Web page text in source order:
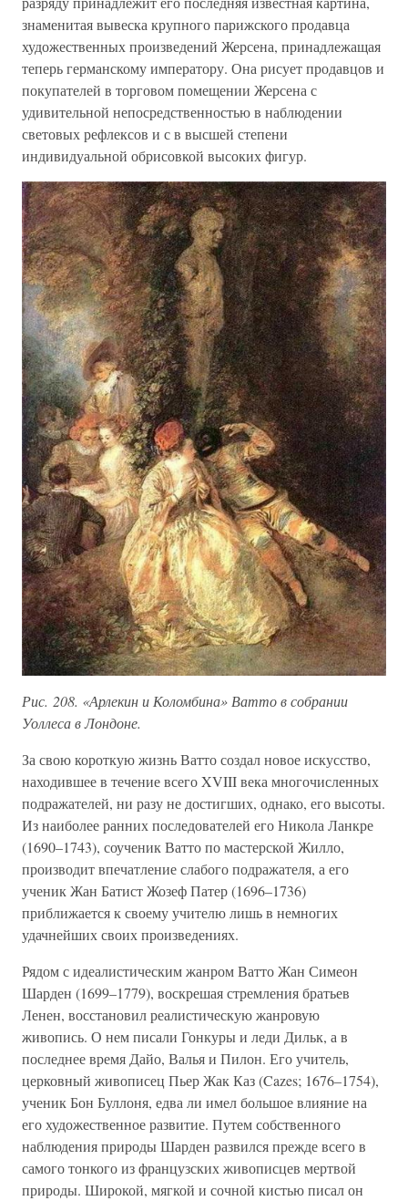
знаменитая вывеска крупного парижского продавца
художественных произведений Жерсена, принадлежащая
теперь германскому императору. Она рисует продавцов и
покупателей в торговом помещении Жерсена с
удивительной непосредственностью в наблюдении
световых рефлексов и с в высшей степени
индивидуальной обрисовкой высоких фигур.
Рис. 208. «Арлекин и Коломбина» Ватто в собрании
Уоллеса в Лондоне.
За свою короткую жизнь Ватто создал новое искусство,
находившее в течение всего XVIII века многочисленных
подражателей, ни разу не достигших, однако, его высоты.
Из наиболее ранних последователей его Никола Ланкре
(1690–1743), соученик Ватто по мастерской Жилло,
производит впечатление слабого подражателя, а его
ученик Жан Батист Жозеф Патер (1696–1736)
приближается к своему учителю лишь в немногих
удачнейших своих произведениях.
Рядом с идеалистическим жанром Ватто Жан Симеон
Шарден (1699–1779), воскрешая стремления братьев
Ленен, восстановил реалистическую жанровую
живопись. О нем писали Гонкуры и леди Дильк, а в
последнее время Дайо, Валья и Пилон. Его учитель,
церковный живописец Пьер Жак Каз (Cazes; 1676–1754),
ученик Бон Буллоня, едва ли имел большое влияние на
его художественное развитие. Путем собственного
наблюдения природы Шарден развился прежде всего в
самого тонкого из французских живописцев мертвой
природы. Широкой, мягкой и сочной кистью писал он